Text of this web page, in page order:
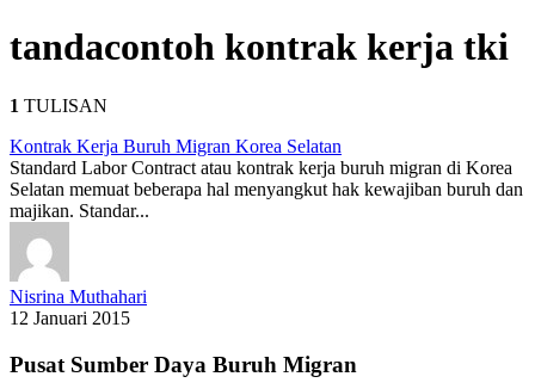
tandacontoh kontrak kerja tki
1 TULISAN
Kontrak Kerja Buruh Migran Korea Selatan
Standard Labor Contract atau kontrak kerja buruh migran di Korea
Selatan memuat beberapa hal menyangkut hak kewajiban buruh dan
majikan. Standar...
Nisrina Muthahari
12 Januari 2015
Pusat Sumber Daya Buruh Migran